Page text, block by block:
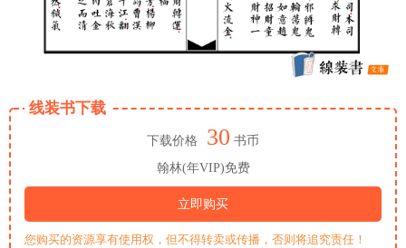
线装书下载
下载价格 30 书币
翰林(年VIP)免费
立即购买
您购买的资源享有使用权，但不得转卖或传播，否则将追究责任！